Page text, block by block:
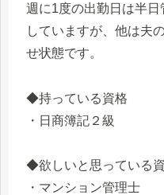
週に1度の出勤日は半
していますが、他は夫
せ状態です。
◆持っている資格
・日商簿記２級
◆欲しいと思っている
・マンション管理士